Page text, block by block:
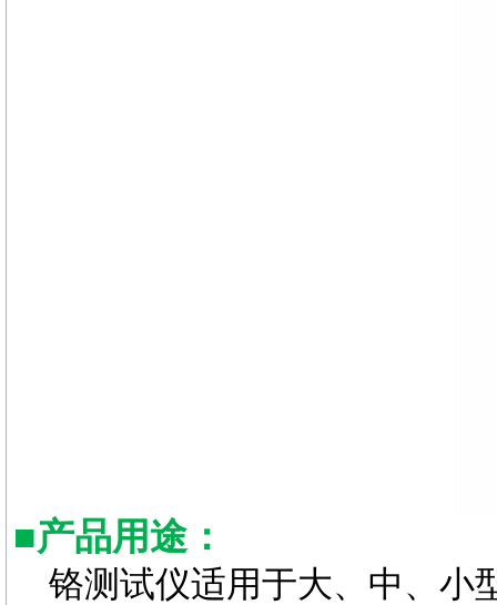
■产品用途：
铬测试仪适用于大、中、小